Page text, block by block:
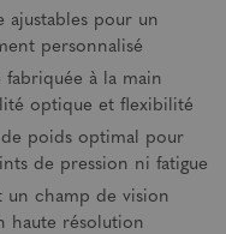
ajustables pour un
personnalisé
à la main
optique et flexibilité
poids optimal pour
de pression ni fatigue
un champ de vision
haute résolution